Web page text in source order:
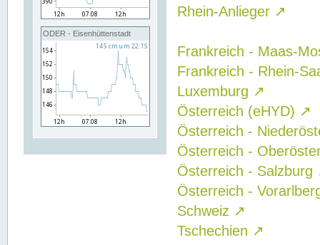
ODER - Eisenhüttenstadt
Rhein-Anlieger ↗
Frankreich - Maas-
Frankreich - Rhein-
Luxemburg ↗
Österreich (eHYD) ↗
Österreich -
Österreich -
Österreich - Salzburg
Österreich -
Schweiz ↗
Tschechien ↗